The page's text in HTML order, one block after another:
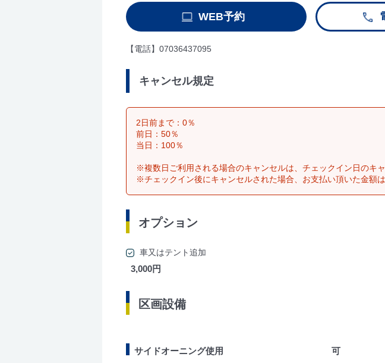
WEB予約
【電話】07036437095
キャンセル規定
2日前まで：0％
前日：50％
当日：100％
※複数日ご利用される場合のキャンセルは、チェックイン日のキ
※チェックイン後にキャンセルされた場合、お支払い頂いた金額は
オプション
車又はテント追加
3,000円
区画設備
サイドオーニング使用 可